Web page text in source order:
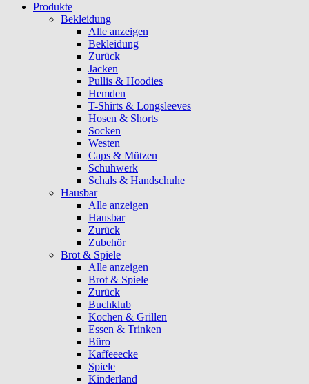
Produkte
Bekleidung
Alle anzeigen
Bekleidung
Zurück
Jacken
Pullis & Hoodies
Hemden
T-Shirts & Longsleeves
Hosen & Shorts
Socken
Westen
Caps & Mützen
Schuhwerk
Schals & Handschuhe
Hausbar
Alle anzeigen
Hausbar
Zurück
Zubehör
Brot & Spiele
Alle anzeigen
Brot & Spiele
Zurück
Buchklub
Kochen & Grillen
Essen & Trinken
Büro
Kaffeeecke
Spiele
Kinderland